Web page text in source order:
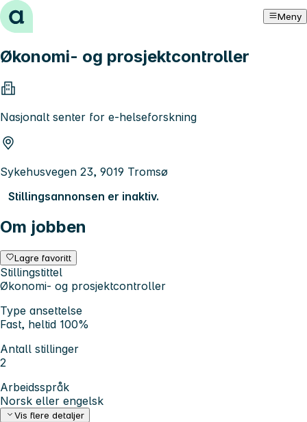
Hopp til innhold Meny
Økonomi- og prosjektcontroller
Nasjonalt senter for e-helseforskning
Sykehusvegen 23, 9019 Tromsø
Stillingsannonsen er inaktiv.
Om jobben
Lagre favoritt
Stillingstittel
Økonomi- og prosjektcontroller
Type ansettelse
Fast, heltid 100%
Antall stillinger
2
Arbeidsspråk
Norsk eller engelsk
Vis flere detaljer